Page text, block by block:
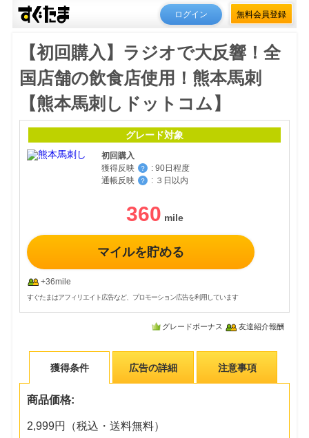
ログイン 無料会員登録
【初回購入】ラジオで大反響！全
国店舗の飲食店使用！熊本馬刺
【熊本馬刺しドットコム】
グレード対象
初回購入
獲得反映
？ : 90日程度
通帳反映
？ : ３日以内
360
マイルを貯める
+36mile
すぐたまはアフィリエイト広告など、プロモーション広告を利用しています
グレードボーナス 友達紹介報酬
獲得条件 広告の詳細 注意事項
商品価格:
2,999円（税込・送料無料）